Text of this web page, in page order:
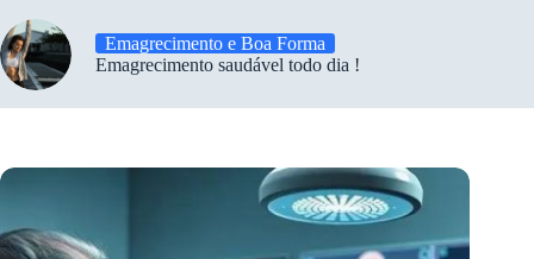
Emagrecimento e Boa Forma
Emagrecimento saudável todo dia !